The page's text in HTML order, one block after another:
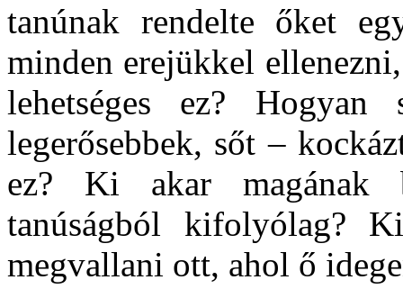
tanúnak rendelte őket
minden erejükkel
lehetséges ez?
legerősebbek, sőt –
ez? Ki akar magának
tanúságból kifolyólag?
megvallani ott, ahol ő